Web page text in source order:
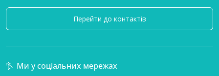
Перейти до контактів
Ми у соціальних мережах